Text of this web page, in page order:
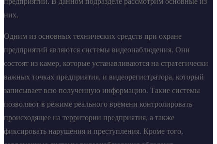
них.
Одним из основных технических средств при охране
предприятий являются системы видеонаблюдения. Они
состоят из камер, которые устанавливаются на стратегически
важных точках предприятия, и видеорегистратора, который
записывает всю полученную информацию. Такие системы
позволяют в режиме реального времени контролировать
происходящее на территории предприятия, а также
фиксировать нарушения и преступления. Кроме того,